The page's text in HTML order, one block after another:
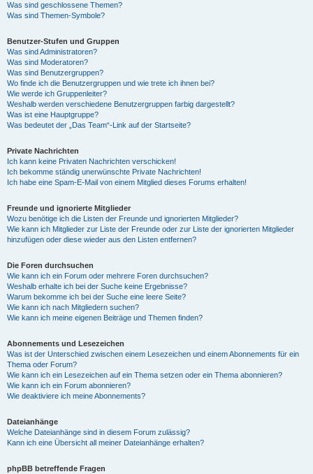
Was sind geschlossene Themen?
Was sind Themen-Symbole?
Benutzer-Stufen und Gruppen
Was sind Administratoren?
Was sind Moderatoren?
Was sind Benutzergruppen?
Wo finde ich die Benutzergruppen und wie trete ich ihnen bei?
Wie werde ich Gruppenleiter?
Weshalb werden verschiedene Benutzergruppen farbig dargestellt?
Was ist eine Hauptgruppe?
Was bedeutet der „Das Team“-Link auf der Startseite?
Private Nachrichten
Ich kann keine Privaten Nachrichten verschicken!
Ich bekomme ständig unerwünschte Private Nachrichten!
Ich habe eine Spam-E-Mail von einem Mitglied dieses Forums erhalten!
Freunde und ignorierte Mitglieder
Wozu benötige ich die Listen der Freunde und ignorierten Mitglieder?
Wie kann ich Mitglieder zur Liste der Freunde oder zur Liste der ignorierten Mitglieder
hinzufügen oder diese wieder aus den Listen entfernen?
Die Foren durchsuchen
Wie kann ich ein Forum oder mehrere Foren durchsuchen?
Weshalb erhalte ich bei der Suche keine Ergebnisse?
Warum bekomme ich bei der Suche eine leere Seite?
Wie kann ich nach Mitgliedern suchen?
Wie kann ich meine eigenen Beiträge und Themen finden?
Abonnements und Lesezeichen
Was ist der Unterschied zwischen einem Lesezeichen und einem Abonnements für ein
Thema oder Forum?
Wie kann ich ein Lesezeichen auf ein Thema setzen oder ein Thema abonnieren?
Wie kann ich ein Forum abonnieren?
Wie deaktiviere ich meine Abonnements?
Dateianhänge
Welche Dateianhänge sind in diesem Forum zulässig?
Kann ich eine Übersicht all meiner Dateianhänge erhalten?
phpBB betreffende Fragen